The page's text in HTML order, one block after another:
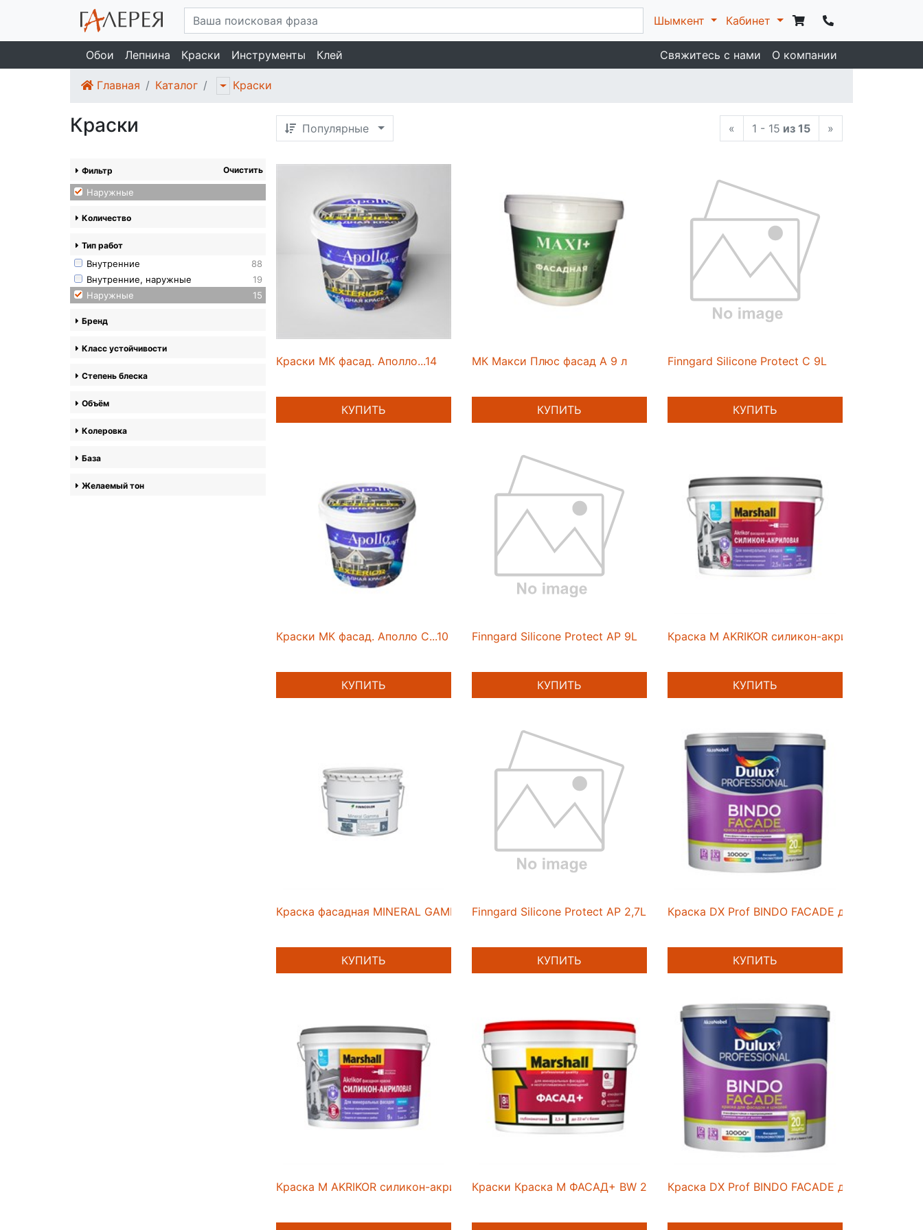
Шымкент Кабинет
Обои Лепнина Краски Инструменты Клей Свяжитесь с нами О компании
Главная Каталог Краски
Краски Популярные « 1 - 15 из 15 »
Фильтр Очистить
Наружные
Количество
Тип работ
Внутренние
88
Внутренние, наружные
19
Наружные
15
Бренд
Класс устойчивости
Степень блеска
Объём
Колеровка
База
Желаемый тон
Краски МК фасад. Аполло...14
КУПИТЬ
МК Макси Плюс фасад А 9 л
КУПИТЬ
Finngard Silicone Protect C 9L
КУПИТЬ
Краски МК фасад. Аполло С...10
КУПИТЬ
Finngard Silicone Protect AP 9L
КУПИТЬ
Краска M AKRIKOR силикон-акриловая
КУПИТЬ
Краска фасадная MINERAL GAMMA AP 9л
КУПИТЬ
Finngard Silicone Protect AP 2,7L
КУПИТЬ
Краска DX Prof BINDO FACADE для фасадов и
КУПИТЬ
Краска M AKRIKOR силикон-акриловая фасадная мат BW 9л
Краски Краска M ФАСАД+ BW 2,5л Краска DX Prof BINDO FACADE для фасадов